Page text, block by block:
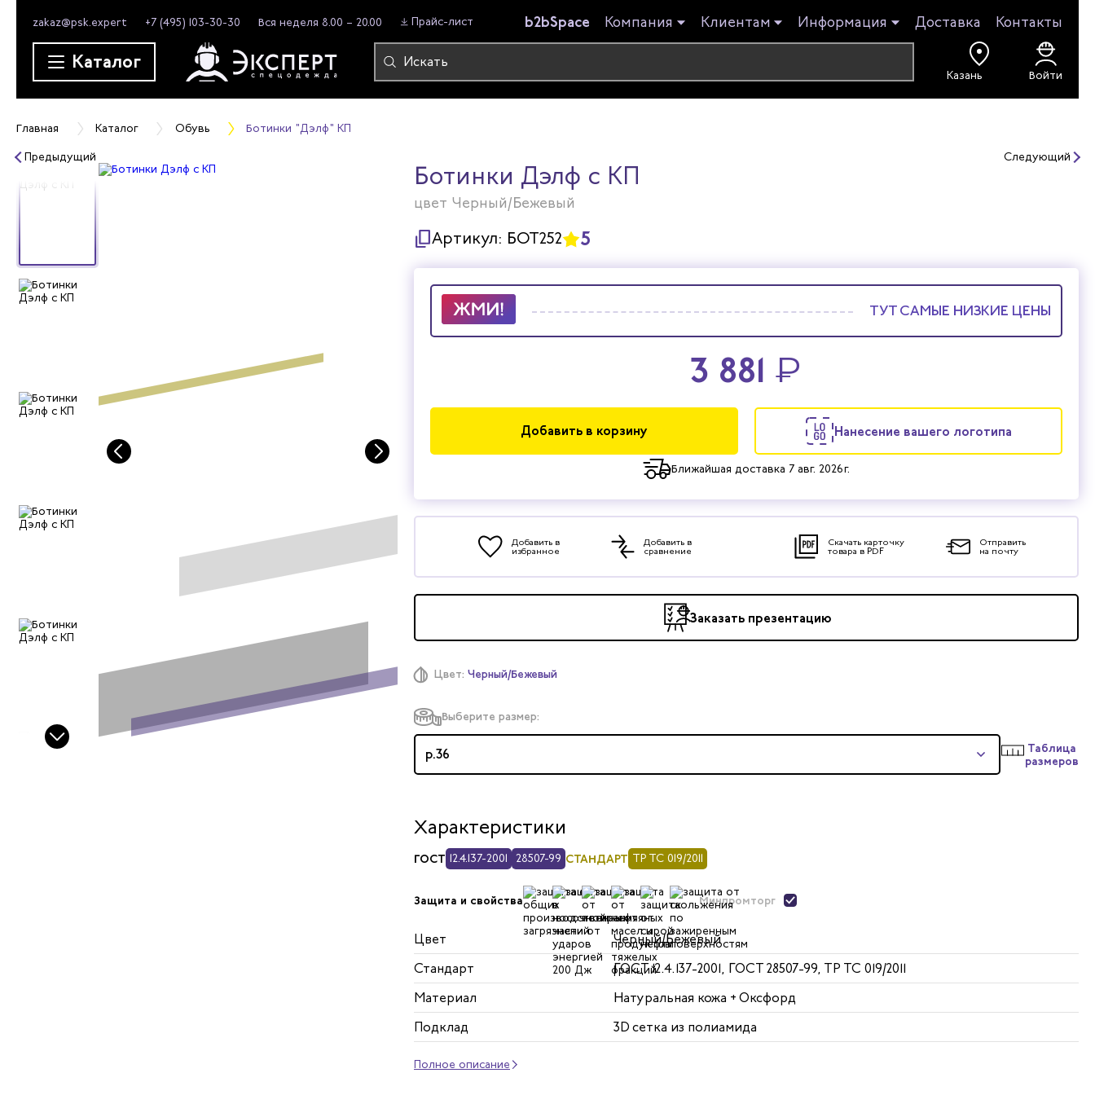
zakaz@psk.expert +7 (495) 103-30-30 Вся неделя 8.00 – 20.00 Прайс-лист b2bSpace Компания Клиентам Информация Доставка Контакты
Каталог
Войти
Главная Каталог Обувь
Ботинки "Дэлф" КП
Предыдущий
Ботинки Дэлф с КП
цвет Черный/Бежевый
Артикул: БОТ252 5
Цвет: Черный/Бежевый
Выберите размер:
р.36
Таблица
размеров
Характеристики
ГОСТ 12.4.137-2001 28507-99 СТАНДАРТ ТР ТС 019/2011
Защита и свойства Минпромторг
Цвет
Черный/Бежевый
Стандарт
ГОСТ 12.4.137-2001, ГОСТ 28507-99, ТР ТС 019/2011
Материал
Натуральная кожа + Оксфорд
Подклад
3D сетка из полиамида
Полное описание
ТУТ САМЫЕ НИЗКИЕ ЦЕНЫ
3 881 ₽
Добавить в корзину
Ближайшая доставка 7 авг. 2026 г.
Нанесение вашего логотипа
Добавить в
избранное
Добавить в
сравнение
Скачать карточку
товара в PDF
Отправить
на почту
Заказать презентацию
Следующий